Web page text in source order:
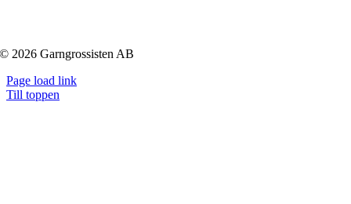
© 2026 Garngrossisten AB
Page load link
Till toppen